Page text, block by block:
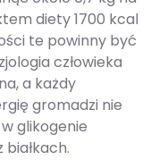
diety 1700 kcal
te powinny być
człowieka
a każdy
gromadzi nie
glikogenie